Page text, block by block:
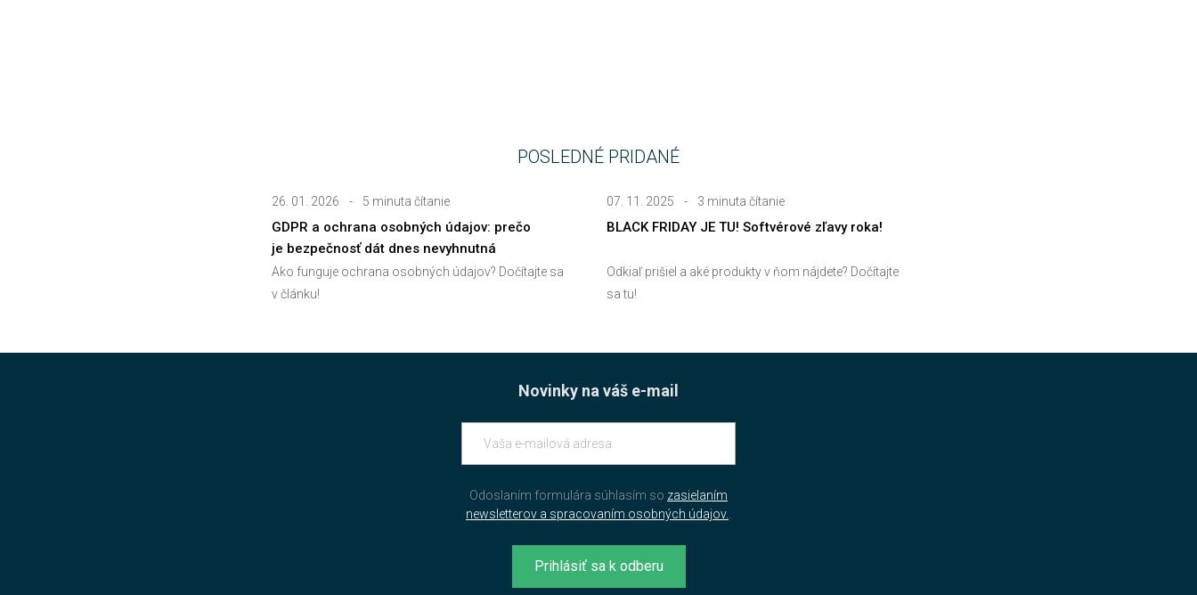
POSLEDNÉ PRIDANÉ
26. 01. 2026 - 5 minuta čítanie
GDPR a ochrana osobných údajov: prečo
je bezpečnosť dát dnes nevyhnutná
Ako funguje ochrana osobných údajov? Dočítajte sa
v článku!
07. 11. 2025 - 3 minuta čítanie
BLACK FRIDAY JE TU! Softvérové zľavy roka!
Odkiaľ prišiel a aké produkty v ňom nájdete? Dočítajte
sa tu!
Novinky na váš e-mail
Odoslaním formulára súhlasím so zasielaním
newsletterov a spracovaním osobných údajov.
Prihlásiť sa k odberu